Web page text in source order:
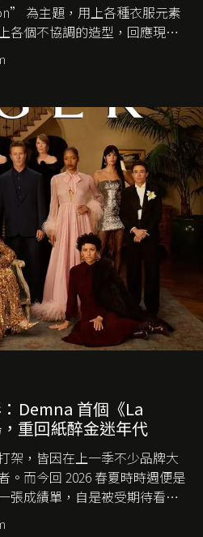
為主題，用上各種衣服元素
各個不協調的造型，回應現今
象。
Demna 首個《La
重回紙醉金迷年代
架，皆因在上一季不少品牌大
。而今回 2026 春夏時時週便是
張成績單，自是被受期待看他
Gucci 在過去幾個季度業績